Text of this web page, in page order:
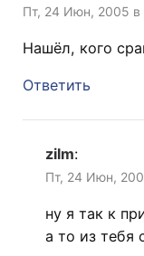
Пт, 24 Июн, 2005 в
Нашёл, кого
Ответить
zilm:
Пт, 24 Июн,
ну я так к
а то из тебя